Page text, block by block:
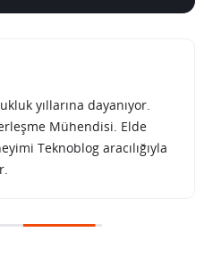
yıllarına dayanıyor.
Mühendisi. Elde
Teknoblog aracılığıyla